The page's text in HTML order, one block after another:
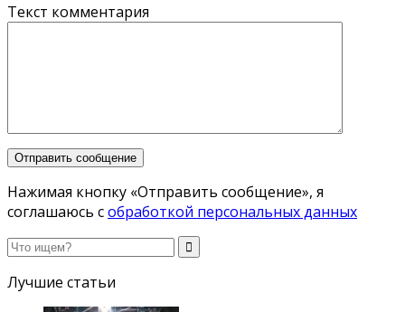
Текст комментария
Нажимая кнопку «Отправить сообщение», я
соглашаюсь собработкой персональных данных
Лучшие статьи